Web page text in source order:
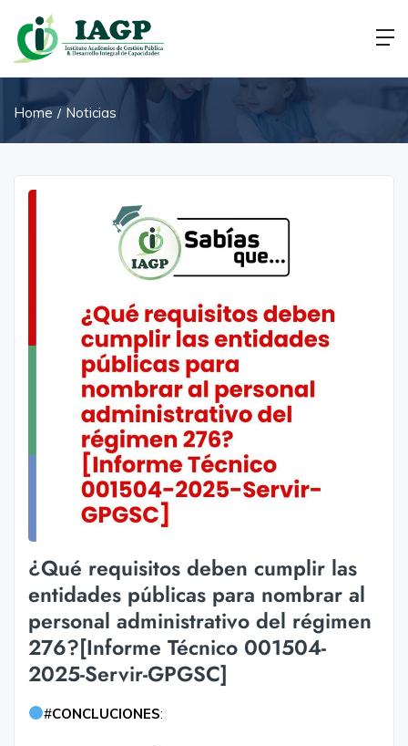
Home Noticias
¿Qué requisitos deben cumplir las
entidades públicas para nombrar al
personal administrativo del régimen
276?[Informe Técnico 001504-
2025-Servir-GPGSC]
#CONCLUCIONES: